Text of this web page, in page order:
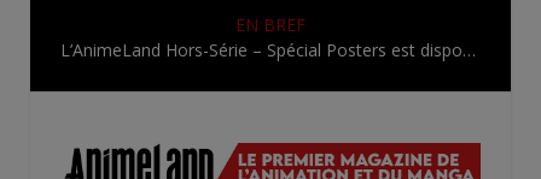
EN BREF
L’AnimeLand Hors-Série – Spécial Posters est disponible !